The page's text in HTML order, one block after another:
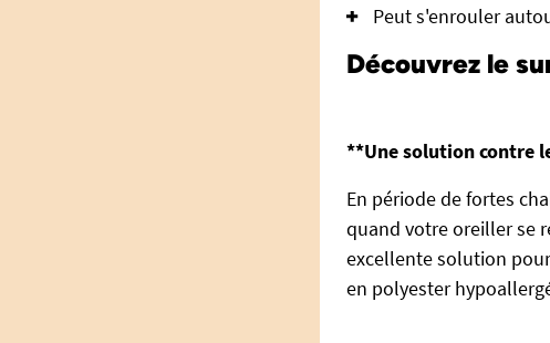
Peut s'enrouler
Découvrez le
**Une solution contre
En période de fortes
quand votre oreiller se
excellente solution
en polyester